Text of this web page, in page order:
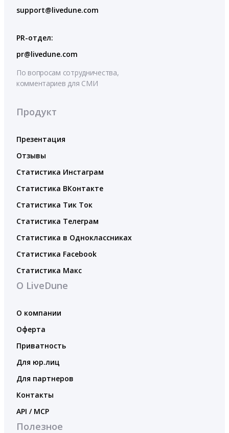
support@livedune.com
PR-отдел:
pr@livedune.com
По вопросам сотрудничества,
комментариев для СМИ
Продукт
Презентация
Отзывы
Статистика Инстаграм
Статистика ВКонтакте
Статистика Тик Ток
Статистика Телеграм
Статистика в Одноклассниках
Статистика Facebook
Статистика Макс
О LiveDune
О компании
Оферта
Приватность
Для юр.лиц
Для партнеров
Контакты
API / MCP
Полезное